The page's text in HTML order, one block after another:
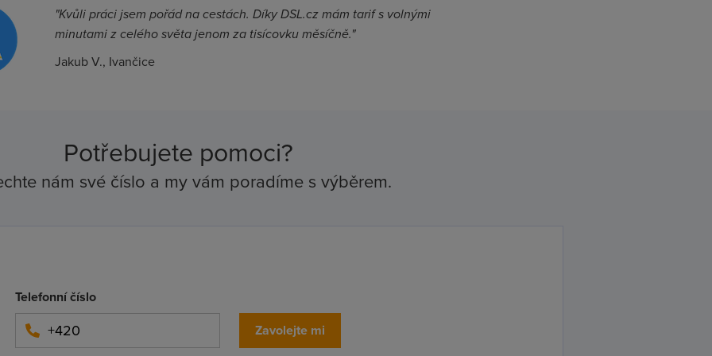
"Kvůli práci jsem pořád na cestách. Díky DSL.cz mám tarif s volnými
minutami z celého světa jenom za tisícovku měsíčně."
Jakub V., Ivančice
Potřebujete pomoci?
nám své číslo a my vám poradíme s výběrem.
Telefonní číslo
Zavolejte mi